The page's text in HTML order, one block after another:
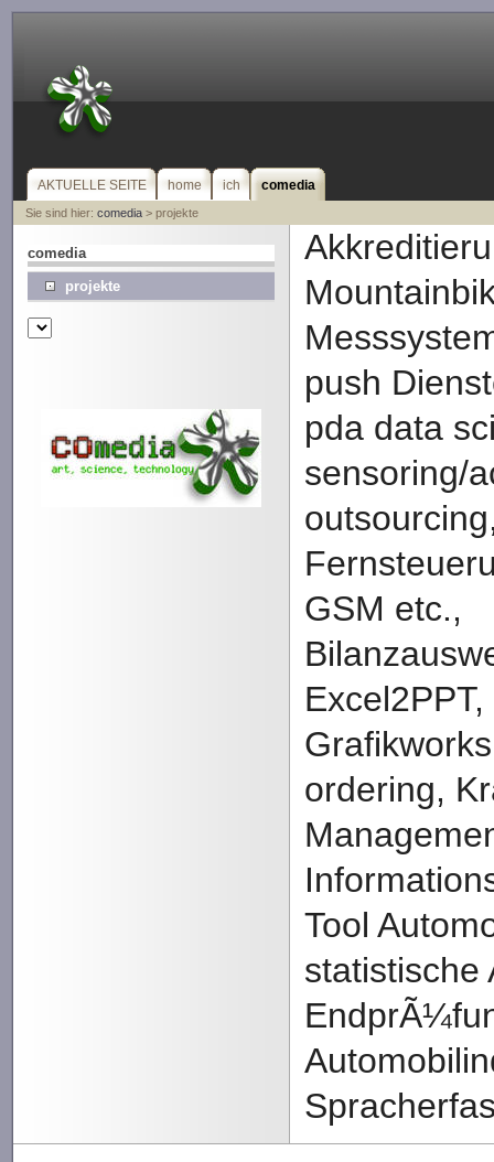
AKTUELLE SEITE home ich comedia
Sie sind hier: comedia> projekte
comedia
projekte
push
pda data
sensoring/
GSM etc.,
ordering,
Tool
statistische